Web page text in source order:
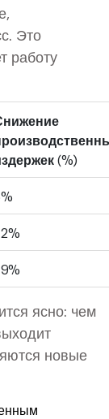
Это
работу
(%)
ясно: чем
новые